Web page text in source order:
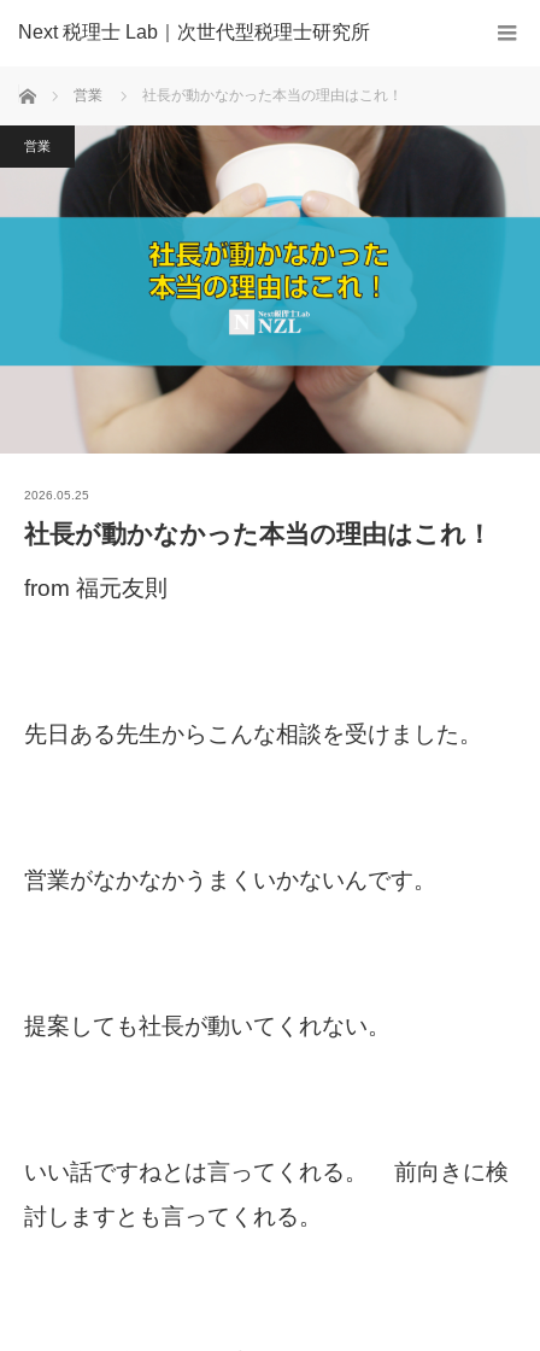
Next 税理士 Lab｜次世代型税理士研究所
ホーム 営業 社長が動かなかった本当の理由はこれ！
営業
2026.05.25
社長が動かなかった本当の理由はこれ！
from 福元友則
先日ある先生からこんな相談を受けました。
営業がなかなかうまくいかないんです。
提案しても社長が動いてくれない。
いい話ですねとは言ってくれる。 前向きに検
討しますとも言ってくれる。